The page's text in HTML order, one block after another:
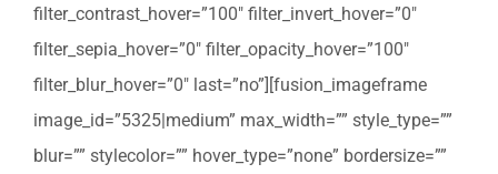
filter_contrast_hover=”100″ filter_invert_hover=”0″
filter_sepia_hover=”0″ filter_opacity_hover=”100″
filter_blur_hover=”0″ last=”no”][fusion_imageframe
image_id=”5325|medium” max_width=”” style_type=””
blur=”” stylecolor=”” hover_type=”none” bordersize=””